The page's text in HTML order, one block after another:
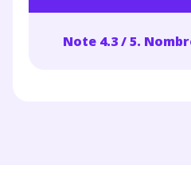
Note 4.3 / 5.